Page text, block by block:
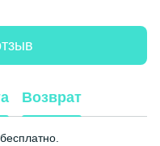
Возврат